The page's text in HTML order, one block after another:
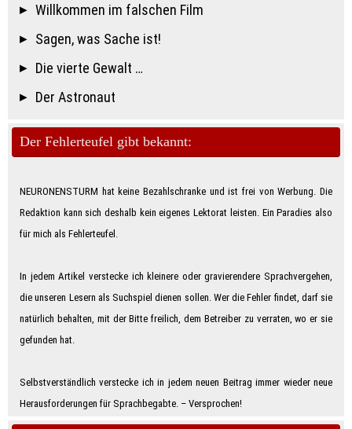
Willkommen im falschen Film
Sagen, was Sache ist!
Die vierte Gewalt …
Der Astronaut
Der Fehlerteufel gibt bekannt:
NEURONENSTURM hat keine Bezahlschranke und ist frei von Werbung. Die
Redaktion kann sich deshalb kein eigenes Lektorat leisten. Ein Paradies also
für mich als Feh­ler­teu­fe­l.
In jedem Artikel verstecke ich kleinere oder gravierendere Sprachvergehen,
die unseren Lesern als Suchspiel dienen sollen. Wer die Fehler findet, darf sie
natürlich behalten, mit der Bitte freilich, dem Betreiber zu verraten, wo er sie
gefunden hat.
Selbstverständlich verstecke ich in jedem neuen Beitrag immer wieder neue
Herausforderungen für Sprachbegabte. – Ver­spro­chen!